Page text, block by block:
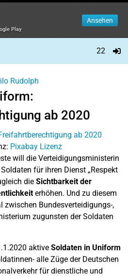
Play
Ansehen
22
Rudolph
ab 2020
Pixabay Lizenz
will die Verteidigungsministerin
für ihren Dienst „Respekt
die Sichtbarkeit der
erhöhen. Und zu diesem
zwischen Bundesverteidigungs-,
zugunsten der Soldaten
aktive Soldaten in Uniform
alle Züge der Deutschen
für dienstliche und